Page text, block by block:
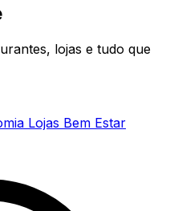
lojas e tudo que
Lojas Bem Estar